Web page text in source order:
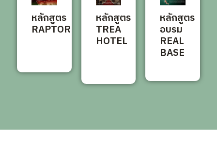
หลักสูตร
RAPTOR
หลักสูตร
TREA
HOTEL
หลักสูตร
อบรม
REAL
BASE